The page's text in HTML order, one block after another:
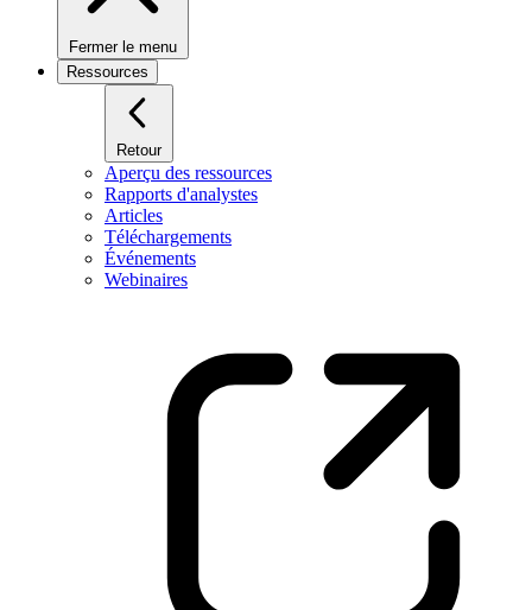
Fermer le menu
Ressources
Retour
Aperçu des ressources
Rapports d'analystes
Articles
Téléchargements
Événements
Webinaires